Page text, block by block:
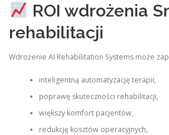
ROI wdrożenia
rehabilitacji
Wdrożenie AI Rehabilitation Systems może
inteligentną automatyzację terapii,
poprawę skuteczności rehabilitacji,
większy komfort pacjentów,
redukcję kosztów operacyjnych,